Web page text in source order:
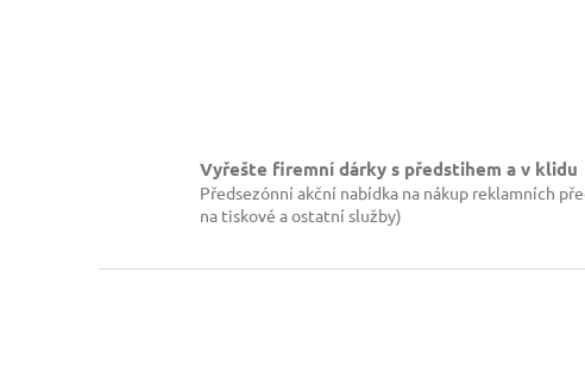
Vyřešte firemní dárky s předstihem a v klidu
Předsezónní akční nabídka na nákup reklamních
na tiskové a ostatní služby)